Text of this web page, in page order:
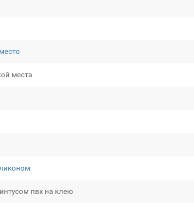
места
пвх на клею